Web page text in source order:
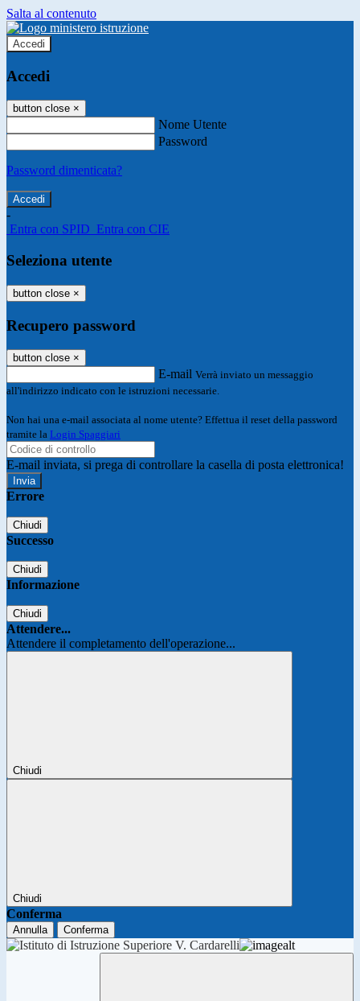
Salta al contenuto
Accedi
Accedi
button close ×
Nome Utente
Password
Password dimenticata?
-
Entra con SPID Entra con CIE
Seleziona utente
button close ×
Recupero password
button close ×
E-mail Verrà inviato un messaggio
all'indirizzo indicato con le istruzioni necessarie.
Non hai una e-mail associata al nome utente? Effettua il reset della password
tramite la Login Spaggiari
E-mail inviata, si prega di controllare la casella di posta elettronica!
Errore
Chiudi
Successo
Chiudi
Informazione
Chiudi
Attendere...
Attendere il completamento dell'operazione...
Chiudi
Chiudi
Conferma
Annulla Conferma